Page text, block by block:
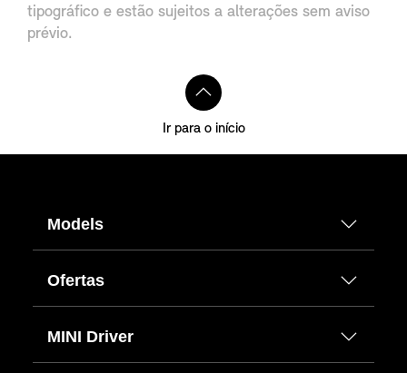
tipográfico e estão sujeitos a alterações sem aviso
prévio.
Ir para o início
Models
Ofertas
MINI Driver